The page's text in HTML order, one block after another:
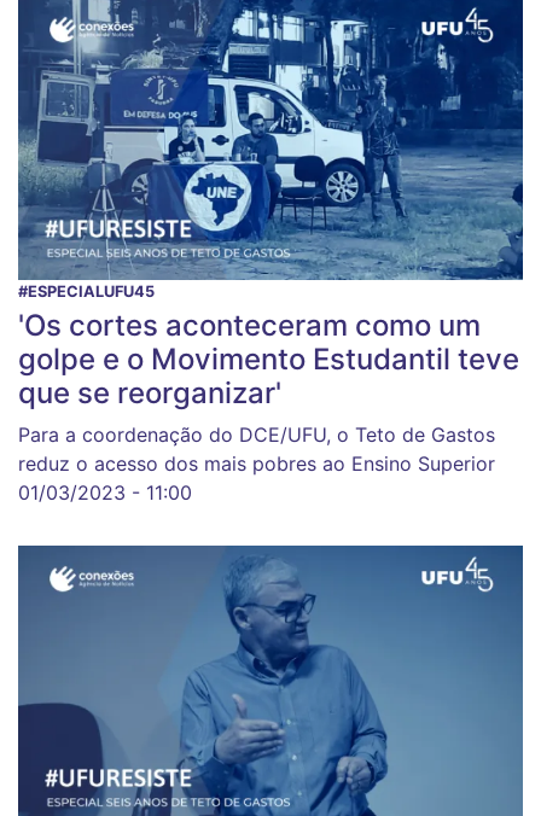
#ESPECIALUFU45
'Os cortes aconteceram como um
golpe e o Movimento Estudantil teve
que se reorganizar'
Para a coordenação do DCE/UFU, o Teto de Gastos
reduz o acesso dos mais pobres ao Ensino Superior
01/03/2023 - 11:00